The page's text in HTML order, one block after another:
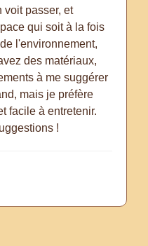
voit passer, et
qui soit à la fois
l'environnement,
des matériaux,
à me suggérer
mais je préfère
facile à entretenir.
!